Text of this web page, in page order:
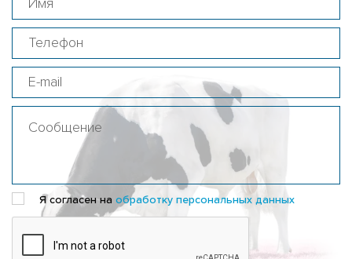
Я согласен на обработку персональных данных